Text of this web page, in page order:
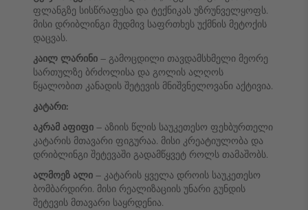
ფლანგზე სისწრაფესა და ტექნიკას უზრუნველყოფს.
მისი დრიბლინგი მუდმივ საფრთხეს უქმნის მეტოქის
დაცვას.
კაილ ლარინი – გამოცდილი თავდამსხმელი მეორე
სართულზე ბრძოლისა და გოლის ალღოს
წყალობით კანადის შეტევის მნიშვნელოვანი აქტივია.
კატარი:
აკრამ აფიფი – აზიის წლის საუკეთესო ფეხბურთელი
კატარის მთავარი ფიგურაა. მისი კრეატიულობა და
დრიბლინგი შეტევაში გადამწყვეტ როლს თამაშობს.
ალმოეზ ალი – კატარის ყველა დროის საუკეთესო
ბომბარდირი. მისი რეალიზაციის უნარი გუნდის
შეტევის მთავარი საყრდენია.